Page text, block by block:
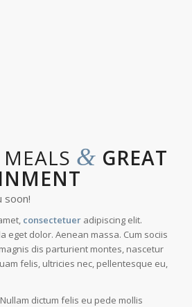
& GREAT
soon!
consectetueradipiscing elit.
eget dolor. Aenean massa. Cum sociis
dis parturient montes, nascetur
felis, ultricies nec, pellentesque eu,
dictum felis eu pede mollis